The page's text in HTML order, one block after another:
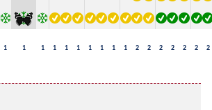
1 1 1 1 1 1 1 1 1 1 2 2 2 2 2 2 2